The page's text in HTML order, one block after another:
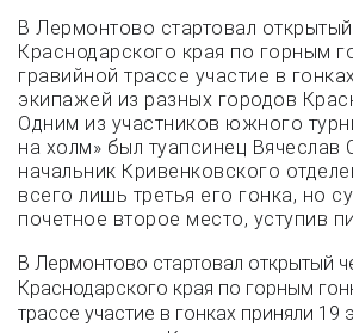
В Лермонтово стартовал
Краснодарского края по горным
гравийной трассе участие в
экипажей из разных городов
Одним из участников южного
на холм» был туапсинец Вячеслав
начальник Кривенковского
всего лишь третья его гонка, но
почетное второе место, уступив
В Лермонтово стартовал открытый
Краснодарского края по горным
трассе участие в гонках приняли 19